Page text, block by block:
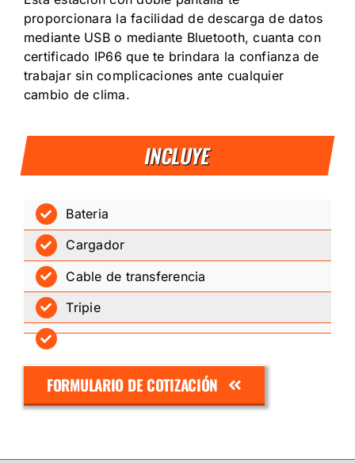
INCLUYE
proporcionara la facilidad de descarga de datos
mediante USB o mediante Bluetooth, cuanta con
certificado IP66 que te brindara la confianza de
trabajar sin complicaciones ante cualquier
cambio de clima.
Bateria
Cargador
Cable de transferencia
Tripie
FORMULARIO DE COTIZACIÓN